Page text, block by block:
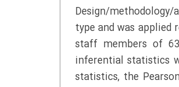
Design/
type and was applied
staff members of
inferential statistics
statistics, the